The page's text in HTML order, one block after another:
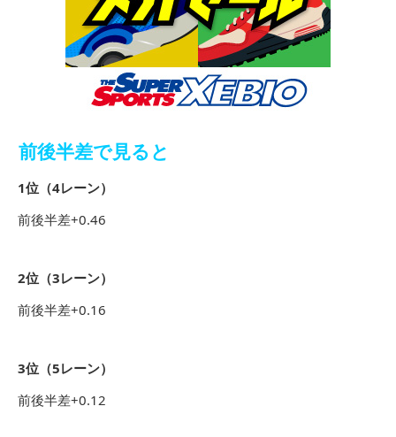
前後半差で見ると
1位（4レーン）
前後半差+0.46
2位（3レーン）
前後半差+0.16
3位（5レーン）
前後半差+0.12